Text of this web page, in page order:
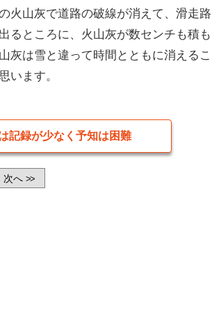
火山灰で道路の破線が消えて、滑走路
るところに、火山灰が数センチも積も
灰は雪と違って時間とともに消えるこ
います。
記録が少なく予知は困難
次へ >>